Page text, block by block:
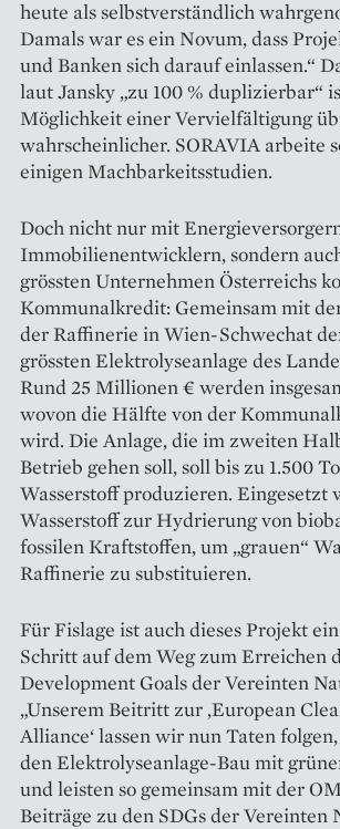
heute als selbstverständlich
Damals war es ein Novum, dass
und Banken sich darauf einlassen.“
laut Jansky „zu 100 % duplizierbar“
Möglichkeit einer Vervielfältigung
wahrscheinlicher. SORAVIA arbeite
einigen Machbarkeitsstudien.
Doch nicht nur mit
Immobilienentwicklern, sondern
grössten Unternehmen Österreichs
Kommunalkredit: Gemeinsam mit
der Raffinerie in Wien-Schwechat
grössten Elektrolyseanlage des
Rund 25 Millionen € werden
wovon die Hälfte von der
wird. Die Anlage, die im zweiten
Betrieb gehen soll, soll bis zu 1.500
Wasserstoff produzieren. Eingesetzt
Wasserstoff zur Hydrierung von
fossilen Kraftstoffen, um „grauen“
Raffinerie zu substituieren.
Für Fislage ist auch dieses Projekt
Schritt auf dem Weg zum Erreichen
Development Goals der Vereinten
„Unserem Beitritt zur ‚European
Alliance‘ lassen wir nun Taten
den Elektrolyseanlage-Bau mit
und leisten so gemeinsam mit der
Beiträge zu den SDGs der Vereinten